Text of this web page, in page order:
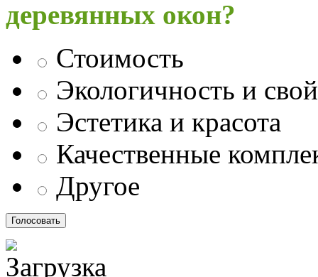
деревянных окон?
Стоимость
Экологичность и
Эстетика и красота
Качественные
Другое